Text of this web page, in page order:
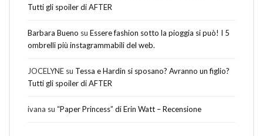
Tutti gli spoiler di AFTER
Barbara Bueno su Essere fashion sotto la pioggia si può! I 5
ombrelli più instagrammabili del web.
JOCELYNE su Tessa e Hardin si sposano? Avranno un figlio?
Tutti gli spoiler di AFTER
ivana su “Paper Princess” di Erin Watt – Recensione